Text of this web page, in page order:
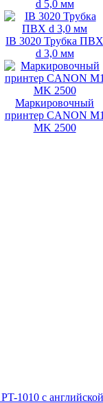
d 5,0 мм
IB 3020 Трубка
d 3,0 мм
Маркировочный
принтер CANON
MK 2500